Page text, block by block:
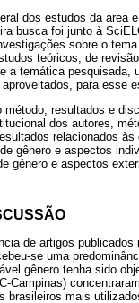
dos estudos da
busca foi junto à
sobre o
teóricos, de
a temática pesquisada,
para esse
método, resultados e
dos autores,
relacionados
gênero e aspectos
gênero e aspectos
de artigos
se uma
gênero tenha sido
Campinas)
brasileiros mais